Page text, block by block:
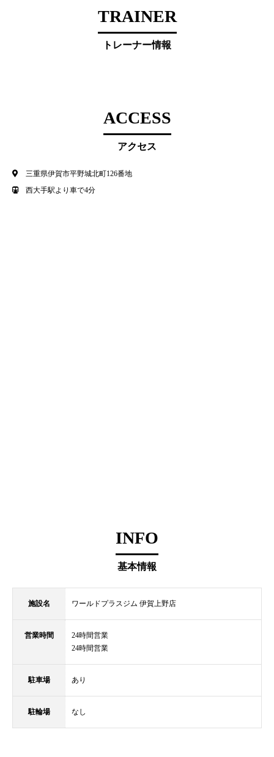
TRAINER
トレーナー情報
ACCESS
アクセス
三重県伊賀市平野城北町126番地
西大手駅より車で4分
INFO
基本情報
施設名 ワールドプラスジム 伊賀上野店
営業時間
24時間営業
24時間営業
駐車場 あり
駐輪場 なし